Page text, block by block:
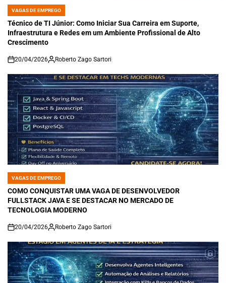
POSTED
IN
VAGAS DE EMPREGO
Técnico de TI Júnior: Como Iniciar Sua Carreira em Suporte,
Infraestrutura e Redes em um Ambiente Profissional de Alto
Crescimento
on
20/04/2026 Roberto Zago Sartori
POSTED
IN
VAGAS DE EMPREGO
COMO CONQUISTAR UMA VAGA DE DESENVOLVEDOR
FULLSTACK JAVA E SE DESTACAR NO MERCADO DE
TECNOLOGIA MODERNO
on
20/04/2026 Roberto Zago Sartori